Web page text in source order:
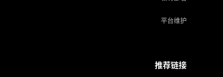
平台维护
推荐链接